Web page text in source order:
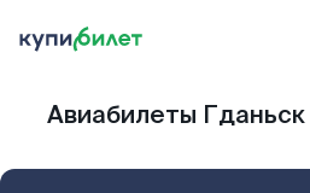
Авиабилеты